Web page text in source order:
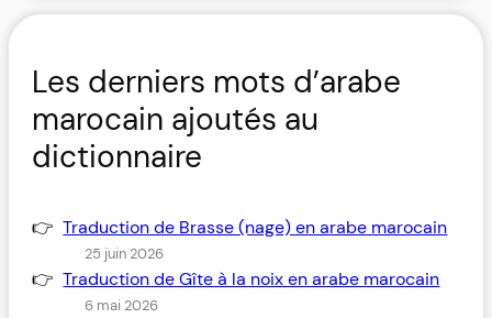
Les derniers mots d’arabe
marocain ajoutés au
dictionnaire
Traduction de Brasse (nage) en arabe marocain
25 juin 2026
Traduction de Gîte à la noix en arabe marocain
6 mai 2026